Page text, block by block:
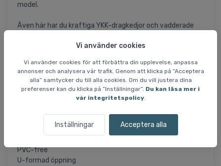
Vi använder cookies
Vi använder cookies för att förbättra din upplevelse, anpassa
annonser och analysera vår trafik. Genom att klicka på ”Acceptera
alla” samtycker du till alla cookies. Om du vill justera dina
preferenser kan du klicka på ”Inställningar”. Du kan läsa mer i
vår integritetspolicy.
Inställningar Acceptera alla
model.
Även här har du kraftiga YKK-dragkedjor och vadderade
ryggsäck, dessa kan gömmas när de inte används.
På ena enden av väskan är det ett separat fack för skor,
så att den resterande packningen inte behöver blandas
med dessa. Väskan har en stor u-formad öppning till
huvudfacket som öppnas smidigt med dubbel dragkedja,
Specifikationer och features
PVC-free
U-formad öppning